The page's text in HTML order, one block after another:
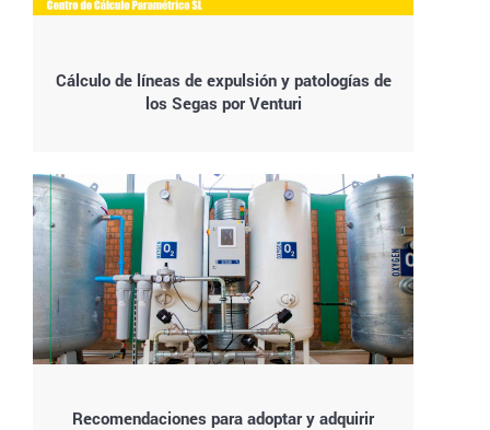
Cálculo de líneas de expulsión y patologías de
los Segas por Venturi
Recomendaciones para adoptar y adquirir